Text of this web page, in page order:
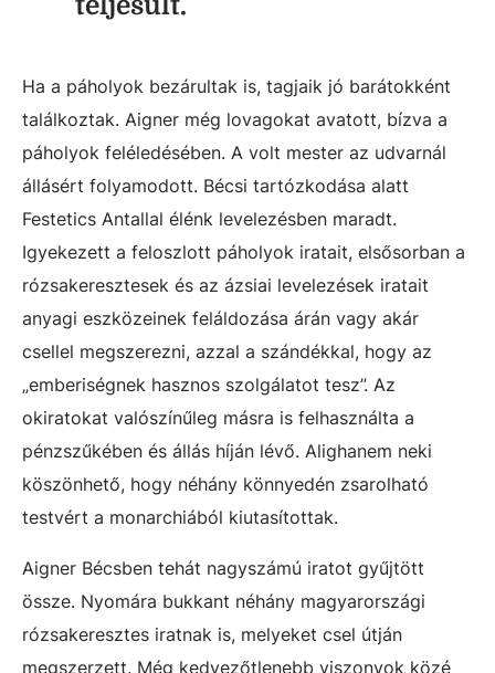
Ha a páholyok bezárultak is, tagjaik jó barátokként
találkoztak. Aigner még lovagokat avatott, bízva a
páholyok feléledésében. A volt mester az udvarnál
állásért folyamodott. Bécsi tartózkodása alatt
Festetics Antallal élénk levelezésben maradt.
Igyekezett a feloszlott páholyok iratait, elsősorban a
rózsakeresztesek és az ázsiai levelezések iratait
anyagi eszközeinek feláldozása árán vagy akár
csellel megszerezni, azzal a szándékkal, hogy az
„emberiségnek hasznos szolgálatot tesz”. Az
okiratokat valószínűleg másra is felhasználta a
pénzszűkében és állás híján lévő. Alighanem neki
köszönhető, hogy néhány könnyedén zsarolható
testvért a monarchiából kiutasítottak.
Aigner Bécsben tehát nagyszámú iratot gyűjtött
össze. Nyomára bukkant néhány magyarországi
rózsakeresztes iratnak is, melyeket csel útján
megszerzett. Még kedvezőtlenebb viszonyok közé